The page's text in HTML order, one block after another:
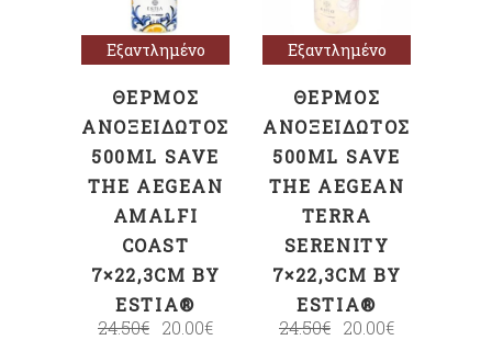
Εξαντλημένο
ΘΕΡΜΌΣ
ΑΝΟΞΕΊΔΩΤΟΣ
500ML SAVE
THE AEGEAN
AMALFI
COAST
7×22,3CM BY
ESTIA®
24.50€ 20.00€
Εξαντλημένο
ΘΕΡΜΌΣ
ΑΝΟΞΕΊΔΩΤΟΣ
500ML SAVE
THE AEGEAN
TERRA
SERENITY
7×22,3CM BY
ESTIA®
24.50€ 20.00€